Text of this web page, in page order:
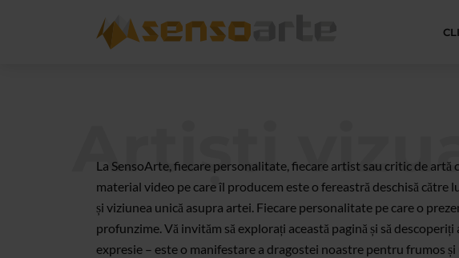
Artiști
La SensoArte, fiecare personalitate, fiecare artist sau critic de
material video pe care îl producem este o fereastră deschisă
și viziunea unică asupra artei. Fiecare personalitate pe care o
profunzime. Vă invităm să explorați această pagină și să
expresie – este o manifestare a dragostei noastre pentru frumos